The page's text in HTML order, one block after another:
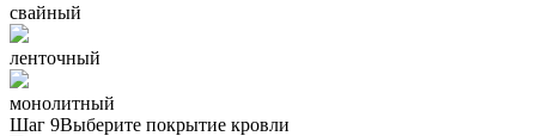
свайный
ленточный
монолитный
Шаг 9Выберите покрытие кровли